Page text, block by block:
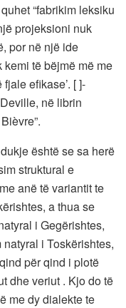
“fabrikim leksiku
projeksioni nuk
por në një ide
të bëjmë më me
efikase’. [ ]-
në librin
është se sa herë
struktural e
anë të variantit te
a thua se
i Gegërishtes,
i Toskërishtes,
për qind i plotë
dhe veriut . Kjo do të
me dy dialekte te